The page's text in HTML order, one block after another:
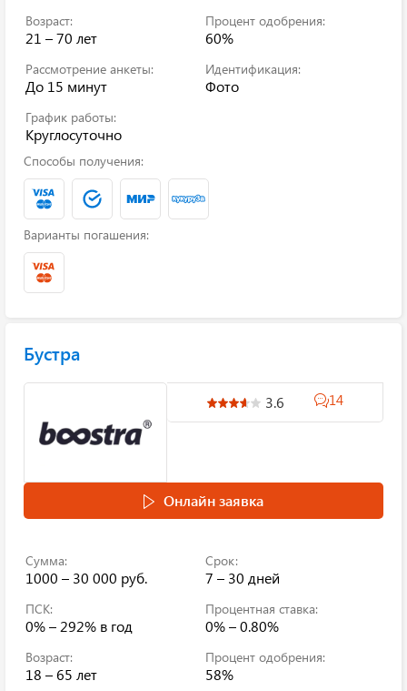
Возраст:
21 – 70 лет
Процент одобрения:
60%
Рассмотрение анкеты:
До 15 минут
Идентификация:
Фото
График работы:
Круглосуточно
Способы получения:
Варианты погашения:
Бустра
3.6 14
Онлайн заявка
Сумма:
1000 – 30 000 руб.
Срок:
7 – 30 дней
ПСК:
0% – 292% в год
Процентная ставка:
0% – 0.80%
Возраст:
18 – 65 лет
Процент одобрения:
58%